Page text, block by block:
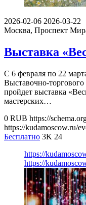
2026-02-06 2026-03-22
Москва, Проспект
Выставка
С 6 февраля по 22
Выставочно-
пройдет выставка
мастерских…
0 RUB https://
https://kudamoscow.ru/
Бесплатно 3K 24
https://
https://